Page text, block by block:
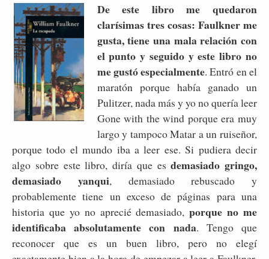
De este libro me quedaron
clarísimas tres cosas: Faulkner me
gusta, tiene una mala relación con
el punto y seguido y este libro no
me gustó especialmente. Entró en el
maratón porque había ganado un
Pulitzer, nada más y yo no quería leer
Gone with the wind porque era muy
largo y tampoco Matar a un ruiseñor,
porque todo el mundo iba a leer ese. Si pudiera decir
algo sobre este libro, diría que esdemasiado gringo,
demasiado yanqui, demasiado rebuscado y
probablemente tiene un exceso de páginas para una
historia que yo no aprecié demasiado,porque no me
identificaba absolutamente con nada. Tengo que
reconocer que es un buen libro, pero no elegí